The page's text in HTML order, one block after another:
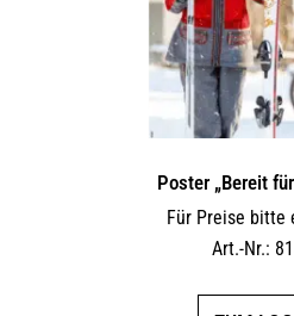
Poster „Bereit
Für Preise bitte
Art.-Nr.: